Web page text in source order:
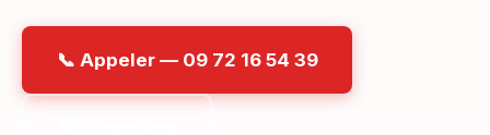
📞 Appeler — 09 72 16 54 39